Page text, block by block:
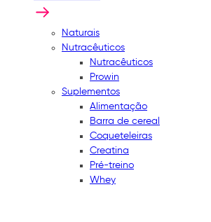
Naturais
Nutracêuticos
Nutracêuticos
Prowin
Suplementos
Alimentação
Barra de cereal
Coqueteleiras
Creatina
Pré-treino
Whey